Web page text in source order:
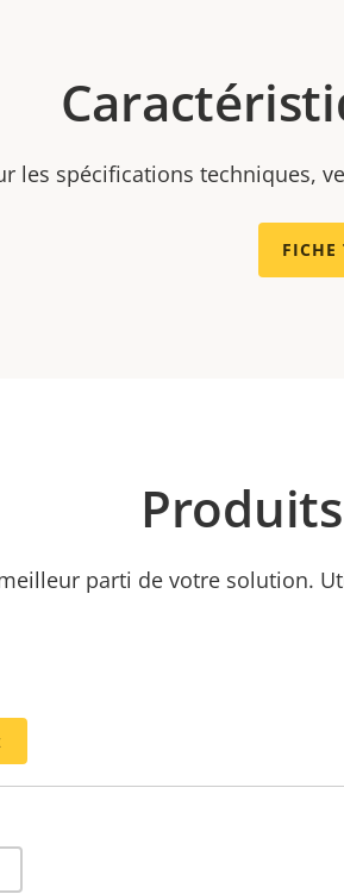
les spécifications techniques,
FICHE
parti de votre solution.